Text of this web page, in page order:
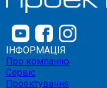
ІНФОРМАЦІЯ
Про компанію
Сервіс
Проектування